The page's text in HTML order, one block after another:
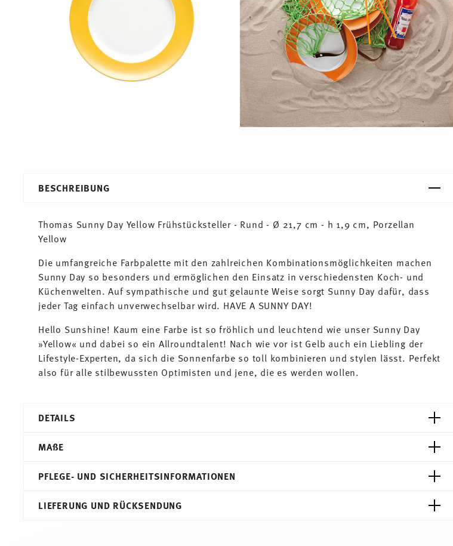
BESCHREIBUNG
Thomas Sunny Day Yellow Frühstücksteller - Rund - Ø 21,7 cm - h 1,9 cm, Porzellan
Yellow
Die umfangreiche Farbpalette mit den zahlreichen Kombinationsmöglichkeiten machen
Sunny Day so besonders und ermöglichen den Einsatz in verschiedensten Koch- und
Küchenwelten. Auf sympathische und gut gelaunte Weise sorgt Sunny Day dafür, dass
jeder Tag einfach unverwechselbar wird. HAVE A SUNNY DAY!
Hello Sunshine! Kaum eine Farbe ist so fröhlich und leuchtend wie unser Sunny Day
»Yellow« und dabei so ein Allroundtalent! Nach wie vor ist Gelb auch ein Liebling der
Lifestyle-Experten, da sich die Sonnenfarbe so toll kombinieren und stylen lässt. Perfekt
also für alle stilbewussten Optimisten und jene, die es werden wollen.
DETAILS
Porzellan
10850-408502-10222
MAßE
21,70 cm
PFLEGE- UND SICHERHEITSINFORMATIONEN
LIEFERUNG UND RÜCKSENDUNG